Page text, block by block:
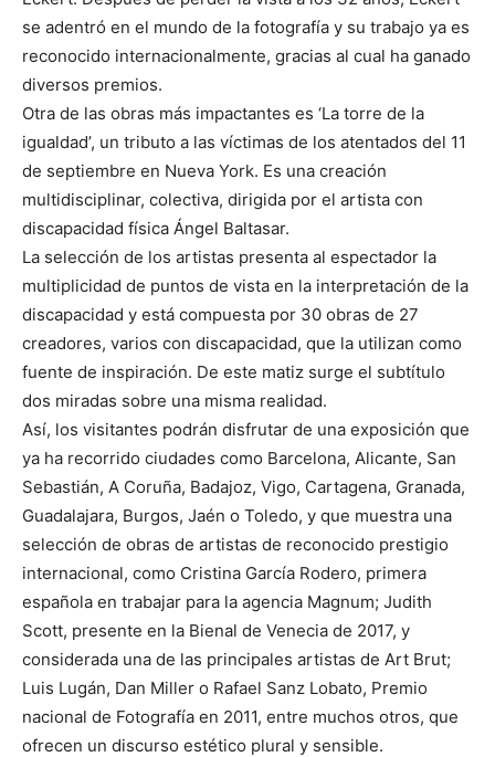
se adentró en el mundo de la fotografía y su trabajo ya es
reconocido internacionalmente, gracias al cual ha ganado
diversos premios.
Otra de las obras más impactantes es ‘La torre de la
igualdad’, un tributo a las víctimas de los atentados del 11
de septiembre en Nueva York. Es una creación
multidisciplinar, colectiva, dirigida por el artista con
discapacidad física Ángel Baltasar.
La selección de los artistas presenta al espectador la
multiplicidad de puntos de vista en la interpretación de la
discapacidad y está compuesta por 30 obras de 27
creadores, varios con discapacidad, que la utilizan como
fuente de inspiración. De este matiz surge el subtítulo
dos miradas sobre una misma realidad.
Así, los visitantes podrán disfrutar de una exposición que
ya ha recorrido ciudades como Barcelona, Alicante, San
Sebastián, A Coruña, Badajoz, Vigo, Cartagena, Granada,
Guadalajara, Burgos, Jaén o Toledo, y que muestra una
selección de obras de artistas de reconocido prestigio
internacional, como Cristina García Rodero, primera
española en trabajar para la agencia Magnum; Judith
Scott, presente en la Bienal de Venecia de 2017, y
considerada una de las principales artistas de Art Brut;
Luis Lugán, Dan Miller o Rafael Sanz Lobato, Premio
nacional de Fotografía en 2011, entre muchos otros, que
ofrecen un discurso estético plural y sensible.